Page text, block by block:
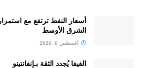
أسعار النفط ترتفع مع
الشرق الأوسط
أغسطس 6, 2026
الفيفا يُجدد الثقة بـإنفانتينو